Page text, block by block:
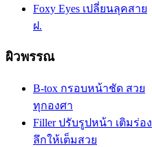
Foxy Eyes เปลี่ยนลุคสาย
ฝ.
ผิวพรรณ
B-tox กรอบหน้าชัด สวย
ทุกองศา
Filler ปรับรูปหน้า เติมร่อง
ลึกให้เต็มสวย